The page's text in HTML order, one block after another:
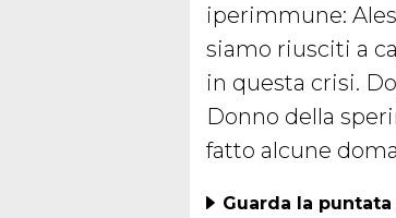
iperimmune:
siamo riusciti a
in questa crisi.
Donno della
fatto alcune
Guarda la